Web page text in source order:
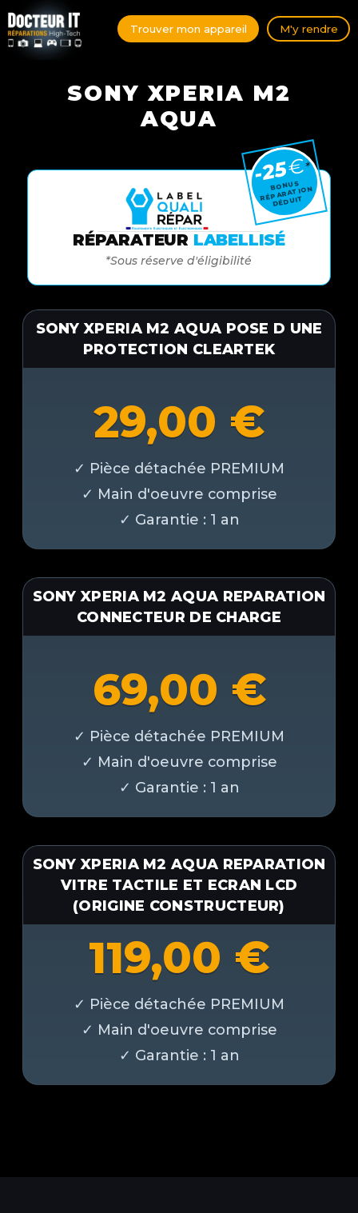
Trouver mon appareil M'y rendre
SONY XPERIA M2
AQUA
RÉPARATEUR LABELLISÉ
*Sous réserve d'éligibilité
-25€*
BONUS
RÉPARATION
DÉDUIT
SONY XPERIA M2 AQUA POSE D UNE
PROTECTION CLEARTEK
29,00 €
SONY XPERIA M2 AQUA REPARATION
CONNECTEUR DE CHARGE
69,00 €
SONY XPERIA M2 AQUA REPARATION
VITRE TACTILE ET ECRAN LCD
(ORIGINE CONSTRUCTEUR)
119,00 €